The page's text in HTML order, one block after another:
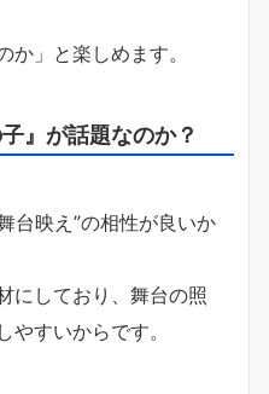
か」と楽しめます。
』が話題なのか？
台映え”の相性が良いか
にしており、舞台の照
やすいからです。